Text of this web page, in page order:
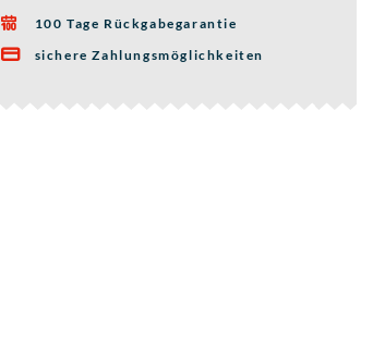
 100 Tage Rückgabegarantie
 sichere Zahlungsmöglichkeiten